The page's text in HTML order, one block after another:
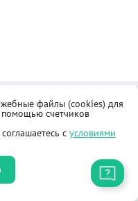
приёмная
товаров
файлы (cookies) для
помощью счетчиков
с условиями